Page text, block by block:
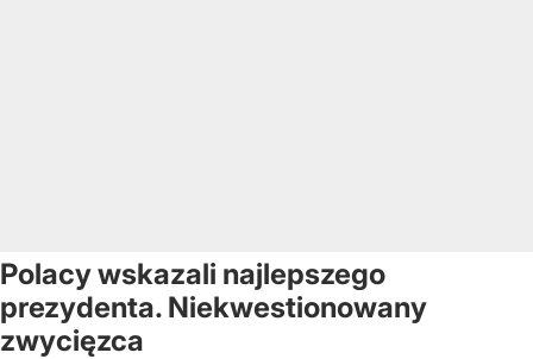
Polacy wskazali najlepszego
prezydenta. Niekwestionowany
zwycięzca